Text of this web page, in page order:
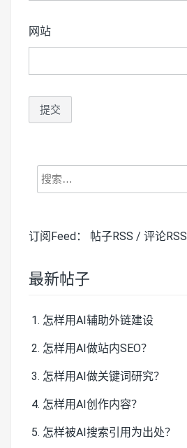
网站
搜
索：
订阅Feed： 帖子RSS / 评论RSS
最新帖子
怎样用AI辅助外链建设
怎样用AI做站内SEO？
怎样用AI做关键词研究？
怎样用AI创作内容？
怎样被AI搜索引用为出处？